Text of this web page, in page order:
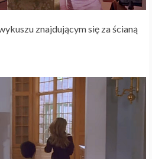
znajdującym się za ścianą